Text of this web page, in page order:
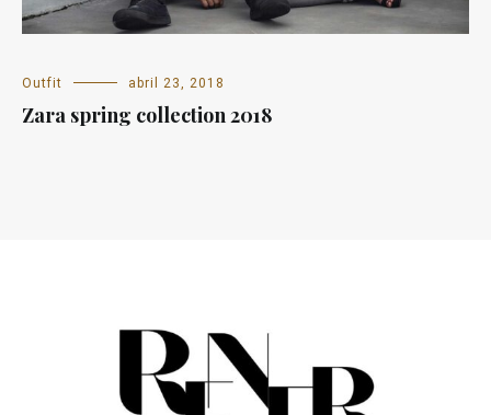
Outfit abril 23, 2018
Zara spring collection 2018